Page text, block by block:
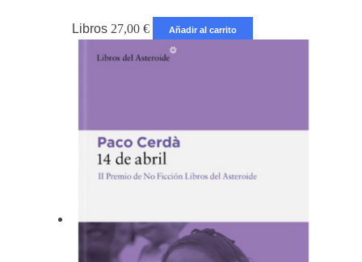
Libros 27,00€ Añadir al carrito